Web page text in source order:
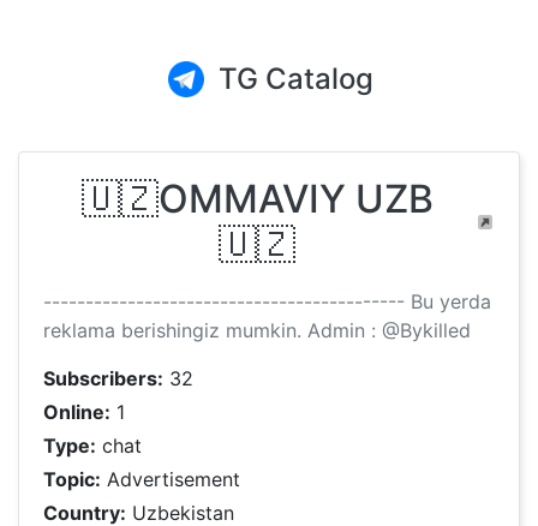
TG Catalog
🇺🇿OMMAVIY UZB
🇺🇿
------------------------------------------- Bu yerda
reklama berishingiz mumkin. Admin : @Bykilled
Subscribers: 32
Online: 1
Type: chat
Topic: Advertisement
Country: Uzbekistan